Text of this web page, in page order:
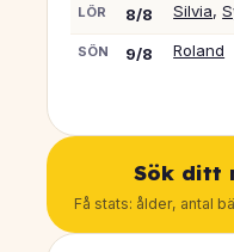
LÖR 8/8 Silvia,
SÖN 9/8 Roland
Sök ditt
Få stats: ålder, antal